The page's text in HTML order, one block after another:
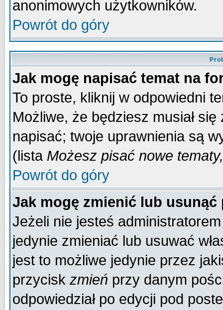
anonimowych użytkowników.
Powrót do góry
Jak mogę napisać temat na
To proste, kliknij w odpowiedni
Możliwe, że będziesz musiał
napisać; twoje uprawnienia są
(lista Możesz pisać nowe
Powrót do góry
Jak mogę zmienić lub usunąć
Jeżeli nie jesteś
jedynie zmieniać lub usuwać
jest to możliwe jedynie przez
przycisk zmień przy danym
odpowiedział po edycji pod